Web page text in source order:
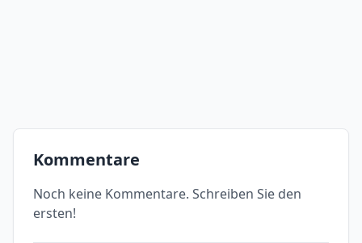
Kommentare
Noch keine Kommentare. Schreiben Sie den
ersten!